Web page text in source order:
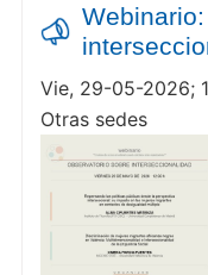
Vie, 29-05-2026;
Otras sedes